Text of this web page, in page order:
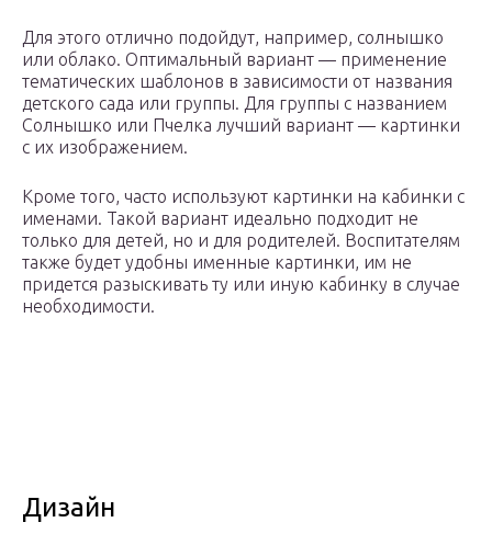
Для этого отлично подойдут, например, солнышко
или облако. Оптимальный вариант — применение
тематических шаблонов в зависимости от названия
детского сада или группы. Для группы с названием
Солнышко или Пчелка лучший вариант — картинки
с их изображением.
Кроме того, часто используют картинки на кабинки с
именами. Такой вариант идеально подходит не
только для детей, но и для родителей. Воспитателям
также будет удобны именные картинки, им не
придется разыскивать ту или иную кабинку в случае
необходимости.
Дизайн